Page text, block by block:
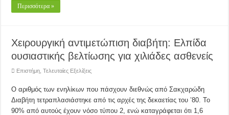
Περισσότερα »
Χειρουργική αντιμετώπιση διαβήτη: Ελπίδα
ουσιαστικής βελτίωσης για χιλιάδες ασθενείς
Επιστήμη ,Τελευταίες Εξελίξεις
Ο αριθμός των ενηλίκων που πάσχουν διεθνώς από Σακχαρώδη
Διαβήτη τετραπλασιάστηκε από τις αρχές της δεκαετίας του ’80. Το
90% από αυτούς έχουν νόσο τύπου 2, ενώ καταγράφεται ότι 1,6